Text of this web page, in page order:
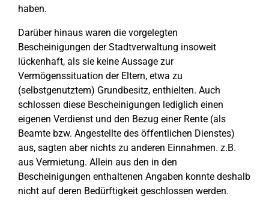
haben.
Darüber hinaus waren die vorgelegten
Bescheinigungen der Stadtverwaltung insoweit
lückenhaft, als sie keine Aussage zur
Vermögenssituation der Eltern, etwa zu
(selbstgenutztem) Grundbesitz, enthielten. Auch
schlossen diese Bescheinigungen lediglich einen
eigenen Verdienst und den Bezug einer Rente (als
Beamte bzw. Angestellte des öffentlichen Dienstes)
aus, sagten aber nichts zu anderen Einnahmen. z.B.
aus Vermietung. Allein aus den in den
Bescheinigungen enthaltenen Angaben konnte deshalb
nicht auf deren Bedürftigkeit geschlossen werden.